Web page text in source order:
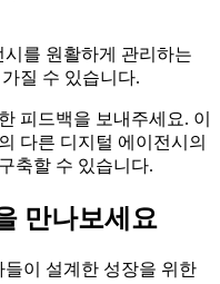
시를 원활하게 관리하는
질 수 있습니다.
피드백을 보내주세요. 이
다른 디지털 에이전시의
축할 수 있습니다.
만나보세요
들이 설계한 성장을 위한